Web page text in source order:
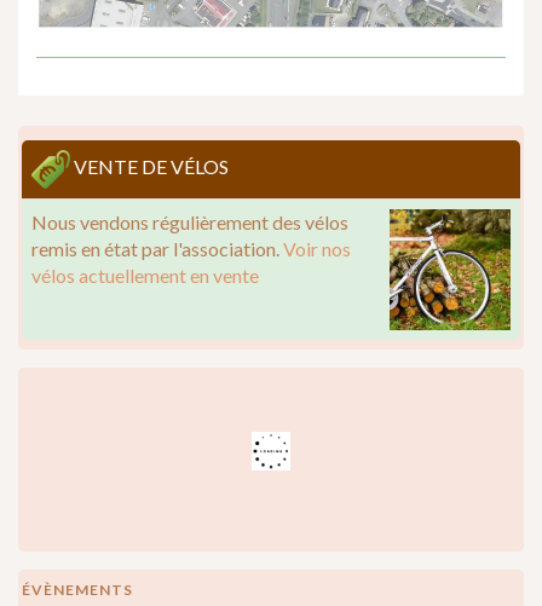
VENTE DE VÉLOS
Nous vendons régulièrement des vélos
remis en état par l'association. Voir nos
vélos actuellement en vente
ÉVÈNEMENTS